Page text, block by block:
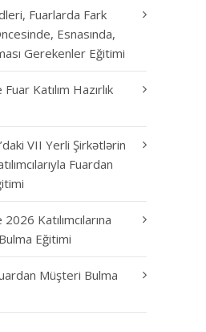
Fuarlarda Fark
Esnasında,
Gerekenler Eğitimi
Katılım Hazırlık
VII Yerli Şirkətlərin
Fuardan
Katılımcılarına
Eğitimi
Müşteri Bulma